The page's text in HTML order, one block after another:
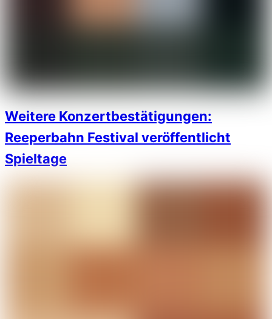
Weitere Konzertbestätigungen:
Reeperbahn Festival veröffentlicht
Spieltage